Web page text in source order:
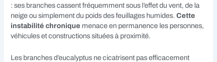
: ses branches cassent fréquemment sous l’effet du vent, de la
neige ou simplement du poids des feuillages humides.Cette
instabilité chronique menace en permanence les personnes,
véhicules et constructions situées à proximité.
Les branches d’eucalyptus ne cicatrisent pas efficacement